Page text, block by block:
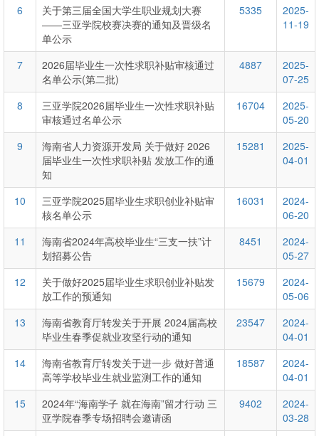
6
关于第三届全国大学生职业规划大赛
——三亚学院校赛决赛的通知及晋级名
单公示
5335
2025-
11-19
7
2026届毕业生一次性求职补贴审核通过
名单公示(第二批)
4887
2025-
07-25
8
三亚学院2026届毕业生一次性求职补贴
审核通过名单公示
16704
2025-
05-20
9
海南省人力资源开发局 关于做好 2026
届毕业生一次性求职补贴 发放工作的通
知
15281
2025-
04-01
10
三亚学院2025届毕业生求职创业补贴审
核名单公示
16031
2024-
06-20
11
海南省2024年高校毕业生“三支一扶”计
划招募公告
8451
2024-
05-27
12
关于做好2025届毕业生求职创业补贴发
放工作的预通知
15679
2024-
05-06
13
海南省教育厅转发关于开展 2024届高校
毕业生春季促就业攻坚行动的通知
23547
2024-
04-01
14
海南省教育厅转发关于进一步 做好普通
高等学校毕业生就业监测工作的通知
18587
2024-
04-01
15
2024年“海南学子 就在海南”留才行动 三
亚学院春季专场招聘会邀请函
9402
2024-
03-28